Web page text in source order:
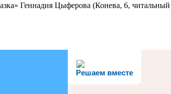
Геннадия Цыферова (Конева, 6, читальный
Решаем вместе